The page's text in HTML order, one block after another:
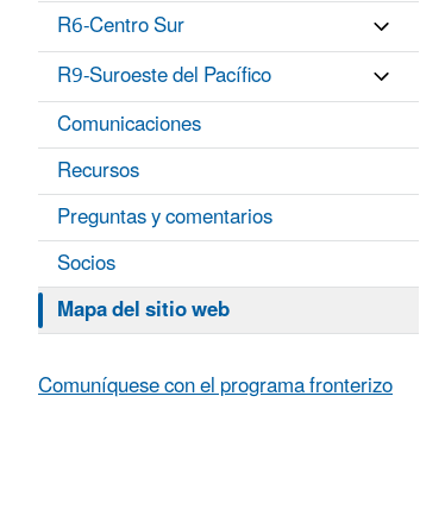
R6-Centro Sur
R9-Suroeste del Pacífico
Comunicaciones
Recursos
Preguntas y comentarios
Socios
Mapa del sitio web
Comuníquese con el programa fronterizo